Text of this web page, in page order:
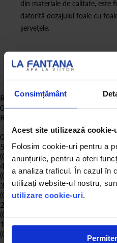
Consimțământ
Acest site utilizează cookie-
Folosim cookie-uri pentru a
anunțurile, pentru a oferi
a analiza traficul. În cazul în
utilizați website-ul nostru,
utilizare cookie-uri.
din materiale de calitate, este
datorită dozajului foaie cu
șervețele.
Review-uri Produs
0
Rating:
0
0 de review-uri
5 stele
(0)
4 stele
(0)
3 stele
(0)
2 stele
(0)
1 stele
(0)